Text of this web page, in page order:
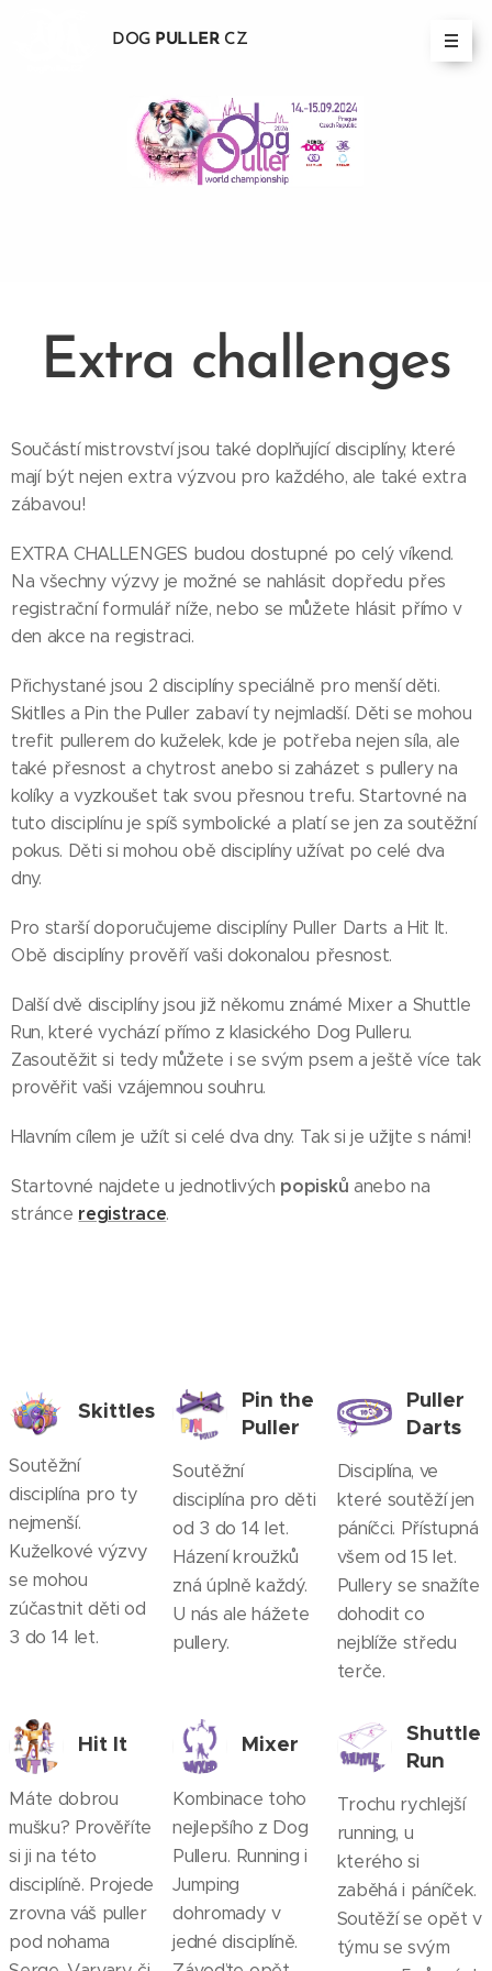
DOG PULLERCZ
Extra challenges
Součástí mistrovství jsou také doplňující disciplíny, které
mají být nejen extra výzvou pro každého, ale také extra
zábavou!
EXTRA CHALLENGES budou dostupné po celý víkend.
Na všechny výzvy je možné se nahlásit dopředu přes
registrační formulář níže, nebo se můžete hlásit přímo v
den akce na registraci.
Přichystané jsou 2 disciplíny speciálně pro menší děti.
Skitlles a Pin the Puller zabaví ty nejmladší. Děti se mohou
trefit pullerem do kuželek, kde je potřeba nejen síla, ale
také přesnost a chytrost anebo si zaházet s pullery na
kolíky a vyzkoušet tak svou přesnou trefu. Startovné na
tuto disciplínu je spíš symbolické a platí se jen za soutěžní
pokus. Děti si mohou obě disciplíny užívat po celé dva
dny.
Pro starší doporučujeme disciplíny Puller Darts a Hit It.
Obě disciplíny prověří vaši dokonalou přesnost.
Další dvě disciplíny jsou již někomu známé Mixer a Shuttle
Run, které vychází přímo z klasického Dog Pulleru.
Zasoutěžit si tedy můžete i se svým psem a ještě více tak
prověřit vaši vzájemnou souhru.
Hlavním cílem je užít si celé dva dny. Tak si je užijte s námi!
Startovné najdete u jednotlivých popisků anebo na
stránce registrace.
Skittles
Soutěžní
disciplína pro ty
nejmenší.
Kuželkové výzvy
se mohou
zúčastnit děti od
3 do 14 let.
Pin the
Puller
Soutěžní
disciplína pro děti
od 3 do 14 let.
Házení kroužků
zná úplně každý.
U nás ale hážete
pullery.
Puller
Darts
Disciplína, ve
které soutěží jen
páníčci. Přístupná
všem od 15 let.
Pullery se snažíte
dohodit co
nejblíže středu
terče.
Hit It
Máte dobrou
mušku? Prověříte
si ji na této
disciplíně. Projede
zrovna váš puller
pod nohama
Mixer
Kombinace toho
nejlepšího z Dog
Pulleru. Running i
Jumping
dohromady v
jedné disciplíně.
Shuttle
Run
Trochu rychlejší
running, u
kterého si
zaběhá i páníček.
Soutěží se opět v
týmu se svým